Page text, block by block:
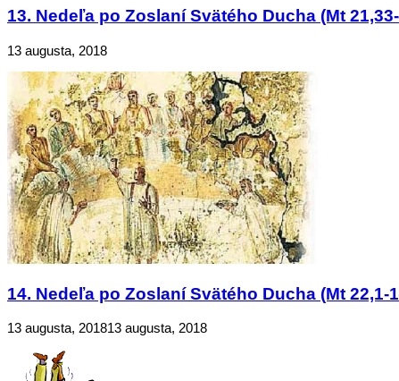
13. Nedeľa po Zoslaní Svätého Ducha (Mt
13 augusta, 2018
14. Nedeľa po Zoslaní Svätého Ducha (Mt 22,1-
13 augusta, 201813 augusta, 2018